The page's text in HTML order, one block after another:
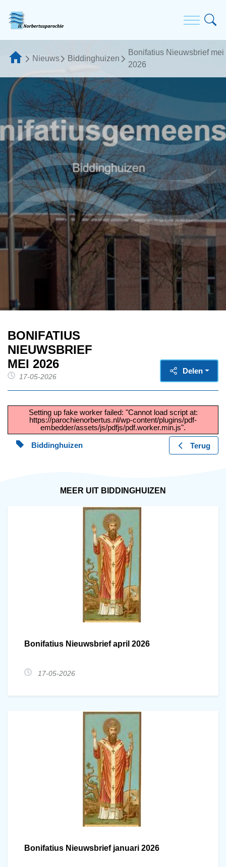
Nieuws Biddinghuizen
Bonifatius Nieuwsbrief mei
2026
BONIFATIUS
NIEUWSBRIEF
MEI 2026
17-05-2026
Delen
Setting up fake worker failed: "Cannot load script at:
https://parochienorbertus.nl/wp-content/plugins/pdf-
embedder/assets/js/pdfjs/pdf.worker.min.js".
Biddinghuizen Terug
MEER UIT BIDDINGHUIZEN
Bonifatius Nieuwsbrief april 2026
17-05-2026
Bonifatius Nieuwsbrief januari 2026